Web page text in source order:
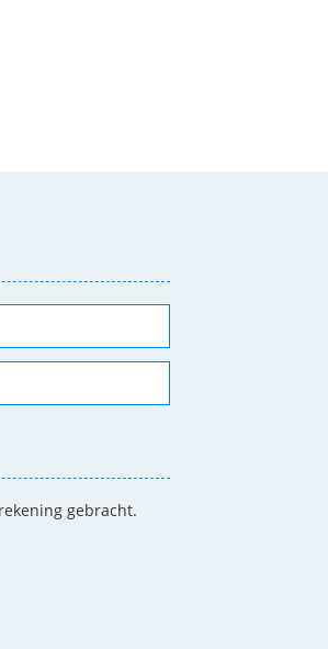
gebracht.